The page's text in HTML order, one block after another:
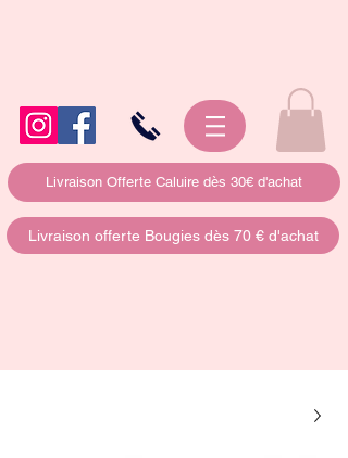
Livraison Offerte Caluire dès 30€ d'achat
Livraison offerte Bougies dès 70 € d'achat